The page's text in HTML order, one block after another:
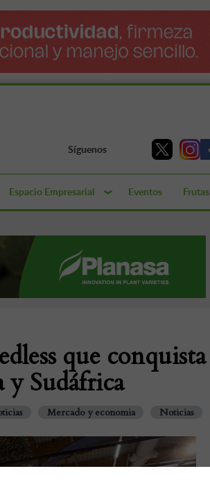
Síguenos
Espacio Empresarial Eventos Frutas
que conquista
y Sudáfrica
Mercado y economia Noticias